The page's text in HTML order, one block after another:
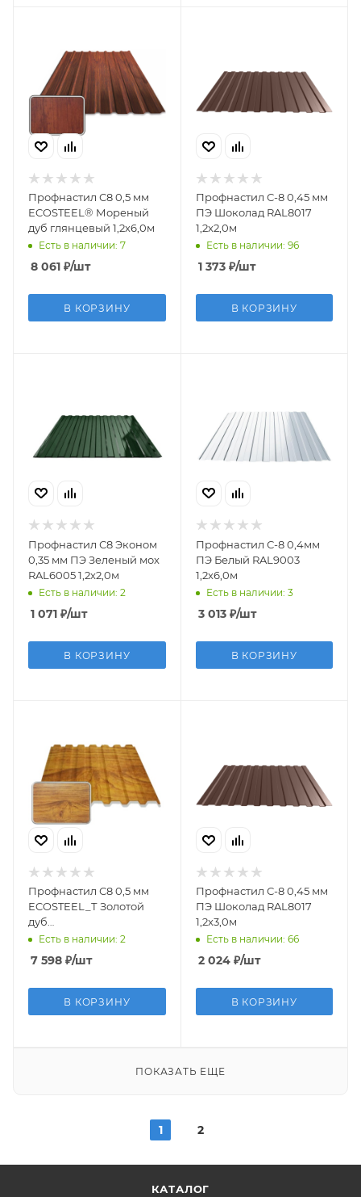
Профнастил С8 0,5 мм
ECOSTEEL® Мореный
дуб глянцевый 1,2х6,0м
Есть в наличии: 7
8 061 ₽/шт
В КОРЗИНУ
Профнастил С-8 0,45 мм
ПЭ Шоколад RAL8017
1,2х2,0м
Есть в наличии: 96
1 373₽/шт
В КОРЗИНУ
Профнастил С8 Эконом
0,35 мм ПЭ Зеленый мох
RAL6005 1,2х2,0м
Есть в наличии: 2
1 071 ₽/шт
В КОРЗИНУ
Профнастил С-8 0,4мм
ПЭ Белый RAL9003
1,2х6,0м
Есть в наличии: 3
3 013₽/шт
В КОРЗИНУ
Профнастил С8 0,5 мм
ECOSTEEL_Т Золотой
дуб
текстуртрованый1,2х6,0м
Есть в наличии: 2
7 598 ₽/шт
В КОРЗИНУ
Профнастил С-8 0,45 мм
ПЭ Шоколад RAL8017
1,2х3,0м
Есть в наличии: 66
2 024₽/шт
В КОРЗИНУ
ПОКАЗАТЬ ЕЩЕ
1 2
КАТАЛОГ